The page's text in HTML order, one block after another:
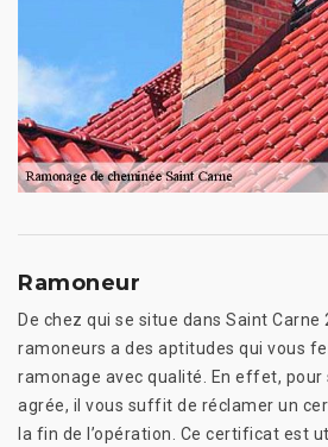
Ramoneur
De chez qui se situe dans Saint Carne
ramoneurs a des aptitudes qui vous
ramonage avec qualité. En effet,
agrée, il vous suffit de réclamer un
la fin de l’opération. Ce certificat est